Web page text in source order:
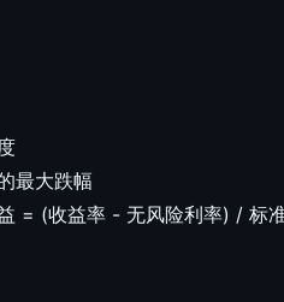
最大跌幅
= (收益率 - 无风险利率) / 标